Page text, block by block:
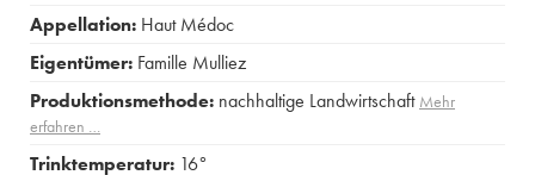
Appellation: Haut Médoc
Eigentümer: Famille Mulliez
Produktionsmethode: nachhaltige Landwirtschaft Mehr
erfahren …
Trinktemperatur: 16°